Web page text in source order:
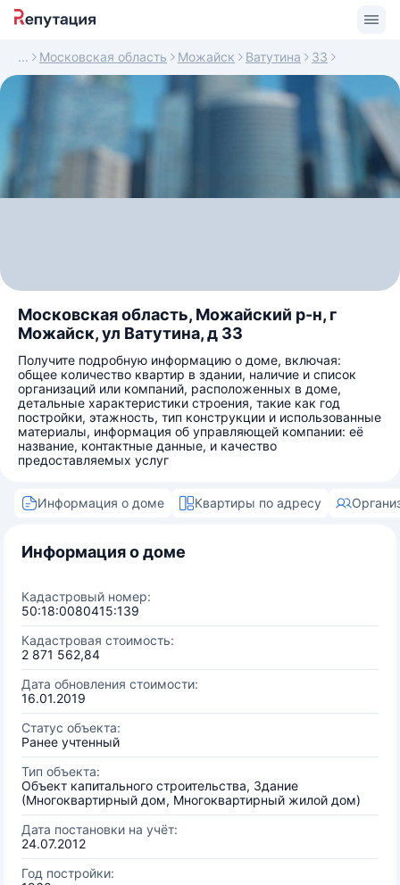
Московская область Можайск Ватутина 33
Московская область, Можайский р-н, г
Можайск, ул Ватутина, д 33
Получите подробную информацию о доме, включая:
общее количество квартир в здании, наличие и список
организаций или компаний, расположенных в доме,
детальные характеристики строения, такие как год
постройки, этажность, тип конструкции и использованные
материалы, информация об управляющей компании: её
название, контактные данные, и качество
предоставляемых услуг
Информация о доме Квартиры по адресу
Информация о доме
Кадастровый номер:
50:18:0080415:139
Кадастровая стоимость:
2 871 562,84
Дата обновления стоимости:
16.01.2019
Статус объекта:
Ранее учтенный
Тип объекта:
Объект капитального строительства, Здание
(Многоквартирный дом, Многоквартирный жилой дом)
Дата постановки на учёт:
24.07.2012
Год постройки: